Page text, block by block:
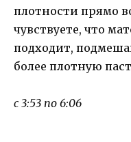
плотности прямо
чувствуете, что
подходит,
более плотную
с 3:53 по 6:06